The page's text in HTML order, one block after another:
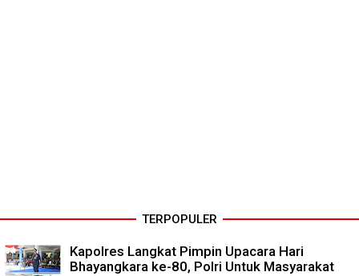
TERPOPULER
Kapolres Langkat Pimpin Upacara Hari
Bhayangkara ke-80, Polri Untuk Masyarakat